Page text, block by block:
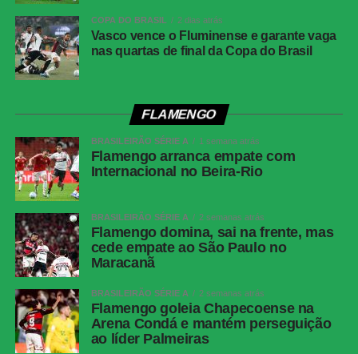
Renda
Cartões
amarelos
Benavídez, Jadson, Portilla e Santos
(Athletico-PR); Fernando Diniz, André
Cartões
Nenhum
Árbitro
Paulo Cesar Zanovelli da Silva (MG)
Assistentes
Nailton Junior de Sousa Oliveira (CE) e
VAR
Paulo Renato Moreira da Silva Coelho (RJ)
Corinthians
Hugo Souza; Pedro Milans, André Ramalho,
Raniele e Matheuzinho; Allan, Matheus Pereira
(Breno Bidon), André Carrillo (André) e
Zakaria Labyad (Kaio César); Dieguinho (Yuri
Alberto (Rodrigo Garro)) e Lingard. Técnico:
Fernando Diniz.
COPA DO BRASIL 2 dias atrás
Vasco vence o Fluminense e garante vaga
nas quartas de final da Copa do Brasil
FLAMENGO
BRASILEIRÃO SÉRIE A 1 semana atrás
Flamengo arranca empate com
Internacional no Beira-Rio
BRASILEIRÃO SÉRIE A 2 semanas atrás
Flamengo domina, sai na frente, mas
cede empate ao São Paulo no
Maracanã
BRASILEIRÃO SÉRIE A 2 semanas atrás
Flamengo goleia Chapecoense na
Arena Condá e mantém perseguição
ao líder Palmeiras